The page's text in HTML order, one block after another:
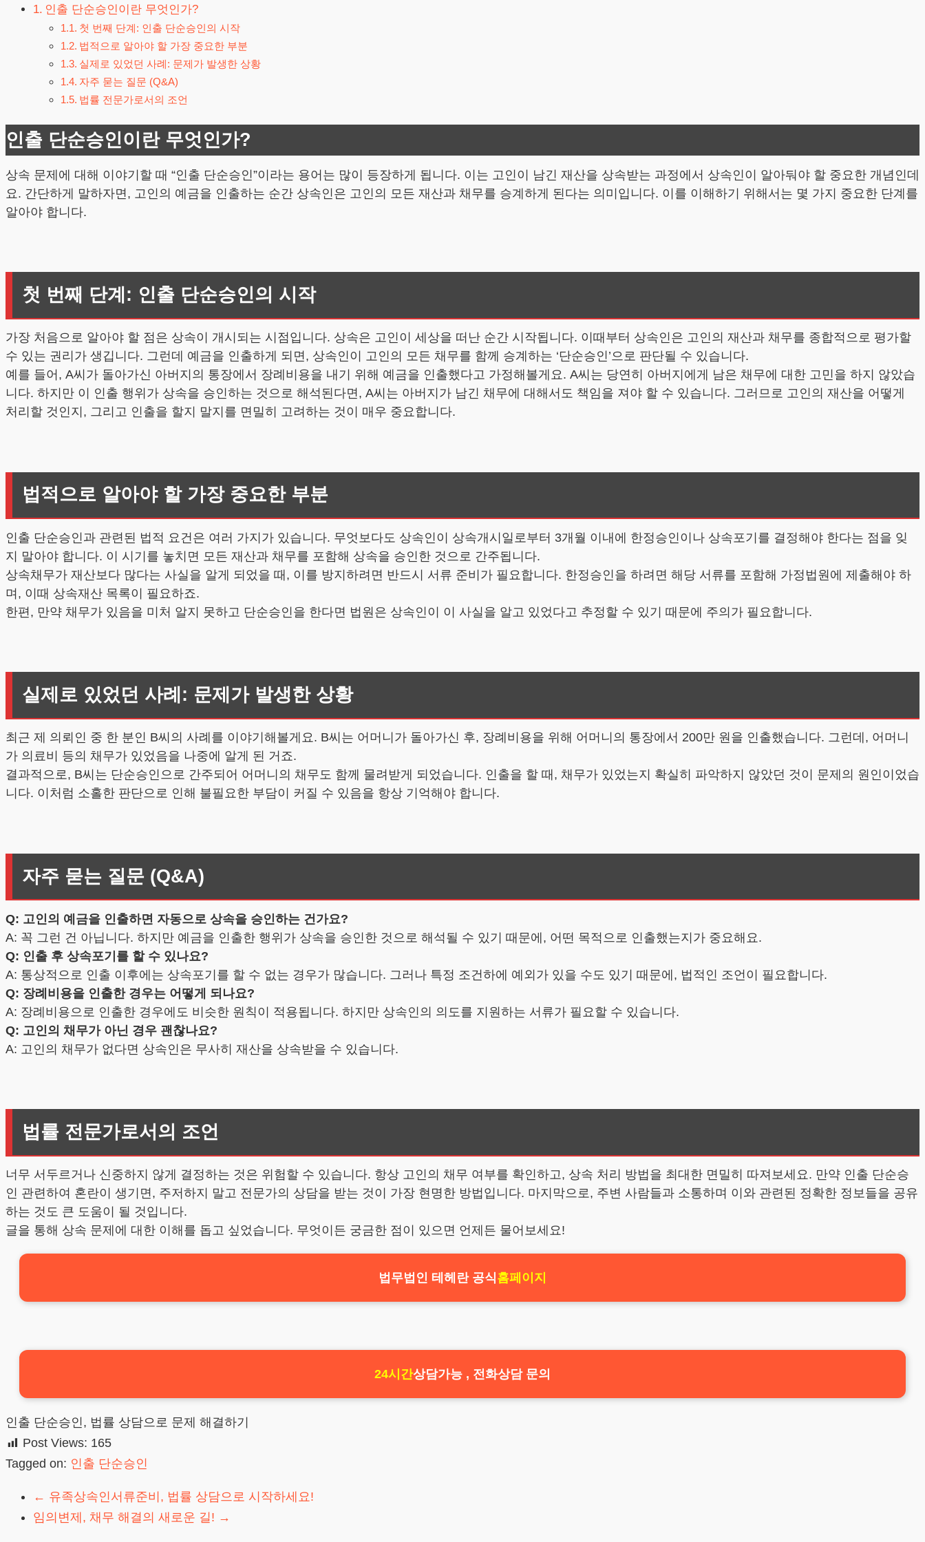
인출 단순승인이란 무엇인가?
첫 번째 단계: 인출 단순승인의 시작
법적으로 알아야 할 가장 중요한 부분
실제로 있었던 사례: 문제가 발생한 상황
자주 묻는 질문 (Q&A)
법률 전문가로서의 조언
인출 단순승인이란 무엇인가?
상속 문제에 대해 이야기할 때 “인출 단순승인”이라는 용어는 많이 등장하게 됩니다. 이는 고인이 남긴 재산을 상속받는 과정에서 상속인이 알아둬야 할 중요한 개념인데
요. 간단하게 말하자면, 고인의 예금을 인출하는 순간 상속인은 고인의 모든 재산과 채무를 승계하게 된다는 의미입니다. 이를 이해하기 위해서는 몇 가지 중요한 단계를
알아야 합니다.
첫 번째 단계: 인출 단순승인의 시작
가장 처음으로 알아야 할 점은 상속이 개시되는 시점입니다. 상속은 고인이 세상을 떠난 순간 시작됩니다. 이때부터 상속인은 고인의 재산과 채무를 종합적으로 평가할
수 있는 권리가 생깁니다. 그런데 예금을 인출하게 되면, 상속인이 고인의 모든 채무를 함께 승계하는 ‘단순승인’으로 판단될 수 있습니다.
예를 들어, A씨가 돌아가신 아버지의 통장에서 장례비용을 내기 위해 예금을 인출했다고 가정해볼게요. A씨는 당연히 아버지에게 남은 채무에 대한 고민을 하지 않았습
니다. 하지만 이 인출 행위가 상속을 승인하는 것으로 해석된다면, A씨는 아버지가 남긴 채무에 대해서도 책임을 져야 할 수 있습니다. 그러므로 고인의 재산을 어떻게
처리할 것인지, 그리고 인출을 할지 말지를 면밀히 고려하는 것이 매우 중요합니다.
법적으로 알아야 할 가장 중요한 부분
인출 단순승인과 관련된 법적 요건은 여러 가지가 있습니다. 무엇보다도 상속인이 상속개시일로부터 3개월 이내에 한정승인이나 상속포기를 결정해야 한다는 점을 잊
지 말아야 합니다. 이 시기를 놓치면 모든 재산과 채무를 포함해 상속을 승인한 것으로 간주됩니다.
상속채무가 재산보다 많다는 사실을 알게 되었을 때, 이를 방지하려면 반드시 서류 준비가 필요합니다. 한정승인을 하려면 해당 서류를 포함해 가정법원에 제출해야 하
며, 이때 상속재산 목록이 필요하죠.
한편, 만약 채무가 있음을 미처 알지 못하고 단순승인을 한다면 법원은 상속인이 이 사실을 알고 있었다고 추정할 수 있기 때문에 주의가 필요합니다.
실제로 있었던 사례: 문제가 발생한 상황
최근 제 의뢰인 중 한 분인 B씨의 사례를 이야기해볼게요. B씨는 어머니가 돌아가신 후, 장례비용을 위해 어머니의 통장에서 200만 원을 인출했습니다. 그런데, 어머니
가 의료비 등의 채무가 있었음을 나중에 알게 된 거죠.
결과적으로, B씨는 단순승인으로 간주되어 어머니의 채무도 함께 물려받게 되었습니다. 인출을 할 때, 채무가 있었는지 확실히 파악하지 않았던 것이 문제의 원인이었습
니다. 이처럼 소홀한 판단으로 인해 불필요한 부담이 커질 수 있음을 항상 기억해야 합니다.
자주 묻는 질문 (Q&A)
Q: 고인의 예금을 인출하면 자동으로 상속을 승인하는 건가요?
A: 꼭 그런 건 아닙니다. 하지만 예금을 인출한 행위가 상속을 승인한 것으로 해석될 수 있기 때문에, 어떤 목적으로 인출했는지가 중요해요.
Q: 인출 후 상속포기를 할 수 있나요?
A: 통상적으로 인출 이후에는 상속포기를 할 수 없는 경우가 많습니다. 그러나 특정 조건하에 예외가 있을 수도 있기 때문에, 법적인 조언이 필요합니다.
Q: 장례비용을 인출한 경우는 어떻게 되나요?
A: 장례비용으로 인출한 경우에도 비슷한 원칙이 적용됩니다. 하지만 상속인의 의도를 지원하는 서류가 필요할 수 있습니다.
Q: 고인의 채무가 아닌 경우 괜찮나요?
A: 고인의 채무가 없다면 상속인은 무사히 재산을 상속받을 수 있습니다.
법률 전문가로서의 조언
너무 서두르거나 신중하지 않게 결정하는 것은 위험할 수 있습니다. 항상 고인의 채무 여부를 확인하고, 상속 처리 방법을 최대한 면밀히 따져보세요. 만약 인출 단순승
인 관련하여 혼란이 생기면, 주저하지 말고 전문가의 상담을 받는 것이 가장 현명한 방법입니다. 마지막으로, 주변 사람들과 소통하며 이와 관련된 정확한 정보들을 공유
하는 것도 큰 도움이 될 것입니다.
글을 통해 상속 문제에 대한 이해를 돕고 싶었습니다. 무엇이든 궁금한 점이 있으면 언제든 물어보세요!
법무법인 테헤란 공식홈페이지
24시간상담가능 , 전화상담 문의
인출 단순승인, 법률 상담으로 문제 해결하기
Post Views: 165
Tagged on: 인출 단순승인
← 유족상속인서류준비, 법률 상담으로 시작하세요!
임의변제, 채무 해결의 새로운 길! →